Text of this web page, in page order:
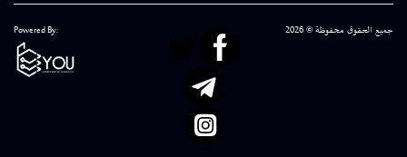
جميع الحقوق محفوظة © 2026 Powered By: